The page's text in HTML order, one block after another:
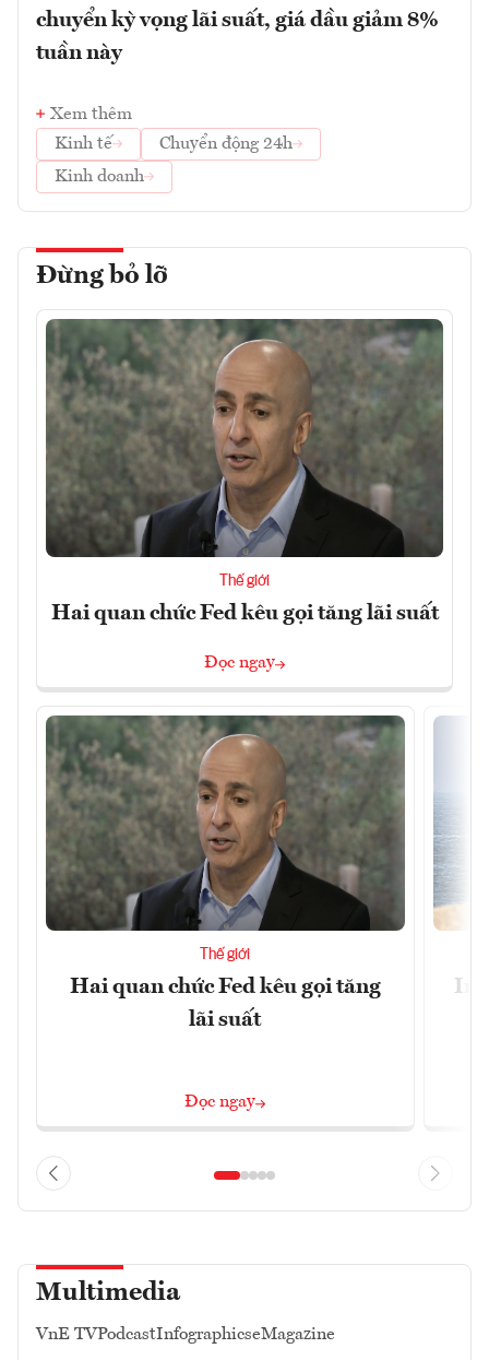
chuyển kỳ vọng lãi suất, giá dầu giảm 8%
tuần này
Xem thêm
Kinh tế
Chuyển động 24h
Kinh doanh
Đừng bỏ lỡ
Thế giới
Hai quan chức Fed kêu gọi tăng lãi suất
Đọc ngay
Thế giới
Hai quan chức Fed kêu gọi tăng
lãi suất
Đọc ngay
Multimedia
VnE TVPodcastInfographicseMagazine